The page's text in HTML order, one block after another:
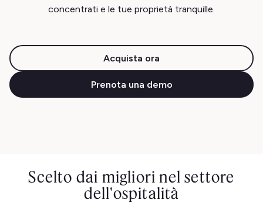
concentrati e le tue proprietà tranquille.
Acquista ora
Prenota una demo
Scelto dai migliori nel settore
dell'ospitalità